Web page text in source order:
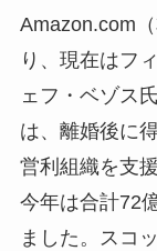
Amazon.com
り、現在はフ
ェフ・ベゾス
は、離婚後に
営利組織を支
今年は合計72
ました。スコ